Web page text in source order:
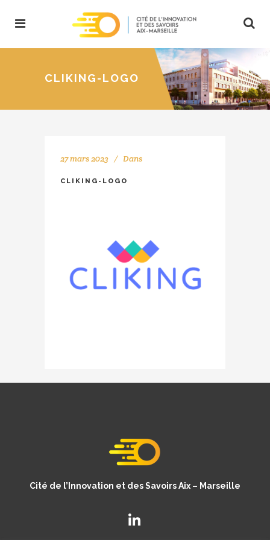
CLIKING-LOGO
27 mars 2023 Dans
CLIKING-LOGO
Cité de l’Innovation et des Savoirs Aix – Marseille